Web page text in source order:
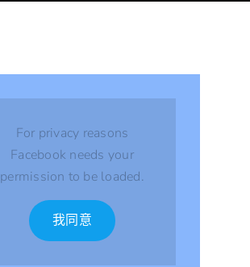
For privacy reasons
Facebook needs your
permission to be loaded.
我同意